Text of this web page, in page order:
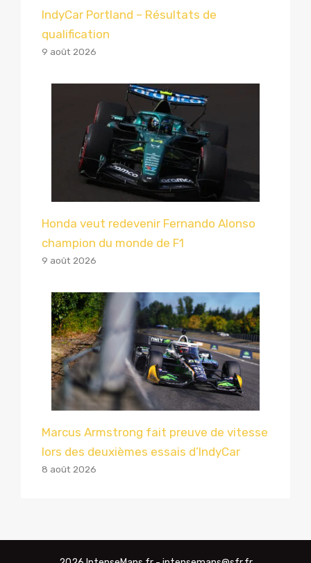
IndyCar Portland – Résultats de
qualification
9 août 2026
Honda veut redevenir Fernando Alonso
champion du monde de F1
9 août 2026
Marcus Armstrong fait preuve de vitesse
lors des deuxièmes essais d’IndyCar
8 août 2026